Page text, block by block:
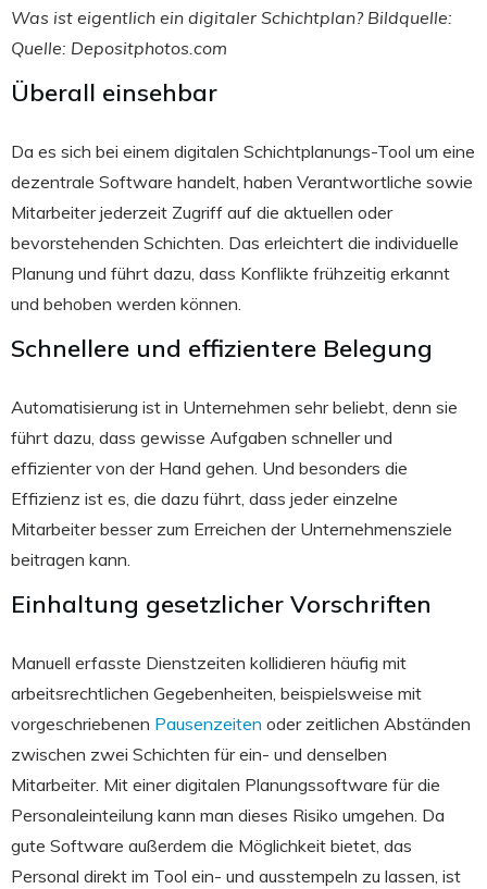
Was ist eigentlich ein digitaler Schichtplan? Bildquelle:
Quelle: Depositphotos.com
Überall einsehbar
Da es sich bei einem digitalen Schichtplanungs-Tool um eine
dezentrale Software handelt, haben Verantwortliche sowie
Mitarbeiter jederzeit Zugriff auf die aktuellen oder
bevorstehenden Schichten. Das erleichtert die individuelle
Planung und führt dazu, dass Konflikte frühzeitig erkannt
und behoben werden können.
Schnellere und effizientere Belegung
Automatisierung ist in Unternehmen sehr beliebt, denn sie
führt dazu, dass gewisse Aufgaben schneller und
effizienter von der Hand gehen. Und besonders die
Effizienz ist es, die dazu führt, dass jeder einzelne
Mitarbeiter besser zum Erreichen der Unternehmensziele
beitragen kann.
Einhaltung gesetzlicher Vorschriften
Manuell erfasste Dienstzeiten kollidieren häufig mit
arbeitsrechtlichen Gegebenheiten, beispielsweise mit
vorgeschriebenen Pausenzeiten oder zeitlichen Abständen
zwischen zwei Schichten für ein- und denselben
Mitarbeiter. Mit einer digitalen Planungssoftware für die
Personaleinteilung kann man dieses Risiko umgehen. Da
gute Software außerdem die Möglichkeit bietet, das
Personal direkt im Tool ein- und ausstempeln zu lassen, ist